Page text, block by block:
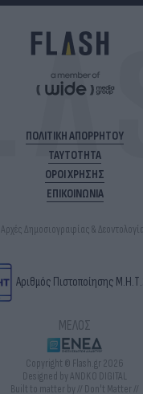
ΠΟΛΙΤΙΚΗ ΑΠΟΡΡΗΤΟΥ
ΤΑΥΤΟΤΗΤΑ
ΟΡΟΙ ΧΡΗΣΗΣ
ΕΠΙΚΟΙΝΩΝΙΑ
Αρχές Δημοσιογραφίας &
Αριθμός Πιστοποίησης
ΜΕΛΟΣ
Copyright © Flash.gr 2026
Designed by ANDKO DIGITAL
Built to matter by // Don't Matter //